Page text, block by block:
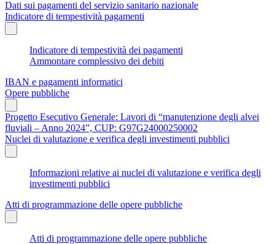
Dati sui pagamenti del servizio sanitario nazionale
Indicatore di tempestività pagamenti
Indicatore di tempestività dei pagamenti
Ammontare complessivo dei debiti
IBAN e pagamenti informatici
Opere pubbliche
Progetto Esecutivo Generale: Lavori di “manutenzione degli alvei
fluviali – Anno 2024”, CUP: G97G24000250002
Nuclei di valutazione e verifica degli investimenti pubblici
Informazioni relative ai nuclei di valutazione e verifica degli
investimenti pubblici
Atti di programmazione delle opere pubbliche
Atti di programmazione delle opere pubbliche